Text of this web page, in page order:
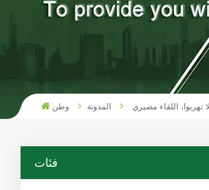
وطن المدونة
فئات